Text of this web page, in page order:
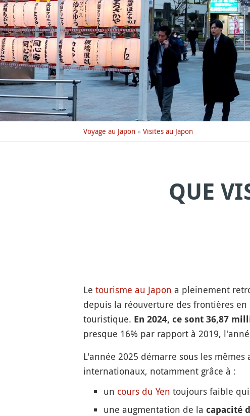
Voyage au Japon» Visites au Japon
QUE
Le tourisme au Japon a pleinement
depuis la réouverture des frontières en
touristique. En 2024, ce sont 36,87
presque 16% par rapport à 2019,
L'année 2025 démarre sous les
internationaux, notamment grâce à :
un cours du Yen toujours faible
une augmentation de la capacité